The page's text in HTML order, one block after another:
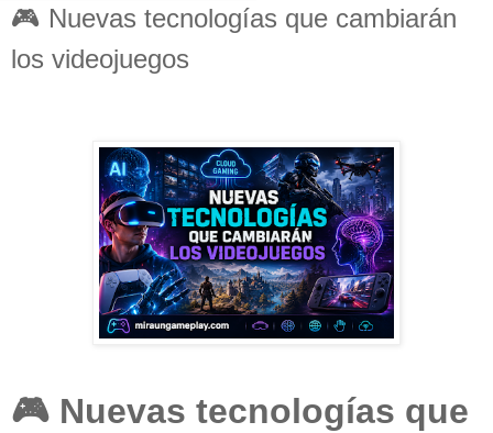
🎮 Nuevas tecnologías que cambiarán
los videojuegos
🎮 Nuevas tecnologías que